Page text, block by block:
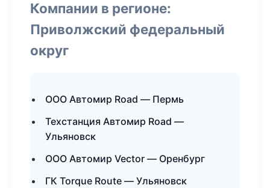
Компании в регионе:
Приволжский федеральный
округ
ООО Автомир Road — Пермь
Техстанция Автомир Road —
Ульяновск
ООО Автомир Vector — Оренбург
ГК Torque Route — Ульяновск